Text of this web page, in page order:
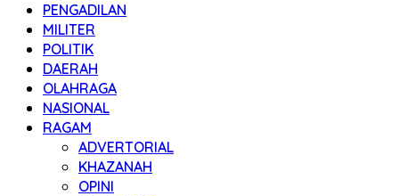
PENGADILAN
MILITER
POLITIK
DAERAH
OLAHRAGA
NASIONAL
RAGAM
ADVERTORIAL
KHAZANAH
OPINI